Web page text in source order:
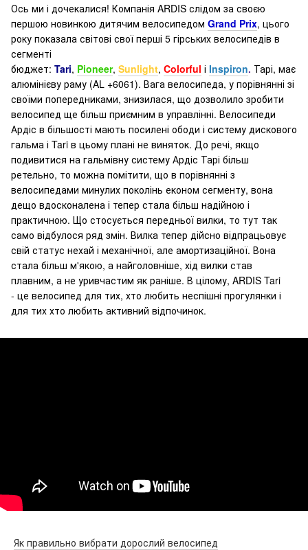
Ось ми і дочекалися! Компанія ARDIS слідом за своєю
першою новинкою дитячим велосипедом Grand Prix, цього
року показала світові свої перші 5 гірських велосипедів в
сегменті
бюджет: Tari, Pioneer, Sunlight, Colorful і Inspiron. Тарі, має
алюмінієву раму (AL +6061). Вага велосипеда, у порівнянні зі
своїми попередниками, знизилася, що дозволило зробити
велосипед ще більш приємним в управлінні. Велосипеди
Ардіс в більшості мають посилені ободи і систему дискового
гальма і Tari в цьому плані не виняток. До речі, якщо
подивитися на гальмівну систему Ардіс Тарі більш
ретельно, то можна помітити, що в порівнянні з
велосипедами минулих поколінь економ сегменту, вона
дещо вдосконалена і тепер стала більш надійною і
практичною. Що стосується передньої вилки, то тут так
само відбулося ряд змін. Вилка тепер дійсно відпрацьовує
свій статус нехай і механічної, але амортизаційної. Вона
стала більш м'якою, а найголовніше, хід вилки став
плавним, а не уривчастим як раніше. В цілому, ARDIS Tari
- це велосипед для тих, хто любить неспішні прогулянки і
для тих хто любить активний відпочинок.
Як правильно вибрати дорослий велосипед